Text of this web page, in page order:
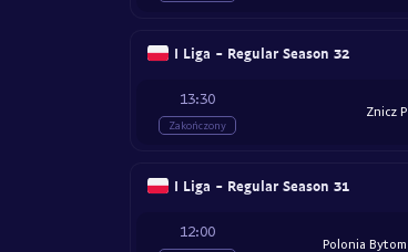
I Liga - Regular Season 32
13:30
Zakończony
Znicz P
I Liga - Regular Season 31
12:00
Polonia Bytom